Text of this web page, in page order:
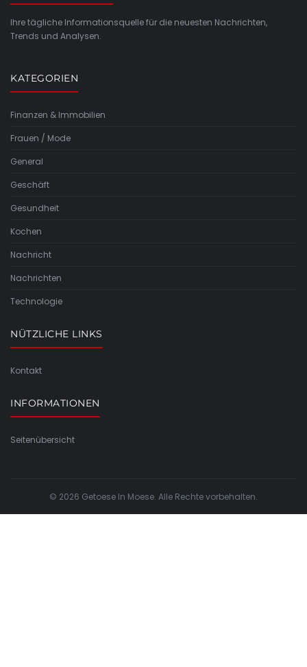
Ihre tägliche Informationsquelle für die neuesten Nachrichten,
Trends und Analysen.
KATEGORIEN
Finanzen & Immobilien
Frauen / Mode
General
Geschäft
Gesundheit
Kochen
Nachricht
Nachrichten
Technologie
NÜTZLICHE LINKS
Kontakt
INFORMATIONEN
Seitenübersicht
© 2026 Getoese In Moese. Alle Rechte vorbehalten.